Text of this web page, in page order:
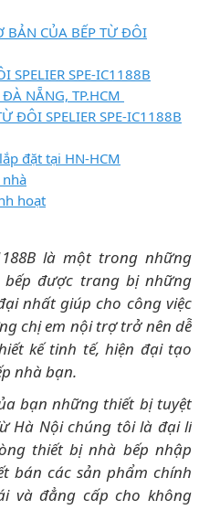
BẢN CỦA BẾP TỪ ĐÔI
SPELIER SPE-IC1188B
NẴNG, TP.HCM
ĐÔI SPELIER SPE-IC1188B
đặt tại HN-HCM
hoạt
là một trong những
bếp được trang bị những
nhất giúp cho công việc
chị em nội trợ trở nên dễ
kế tinh tế, hiện đại tạo
nhà bạn.
bạn những thiết bị tuyệt
Hà Nội chúng tôi là đại lí
thiết bị nhà bếp nhập
bán các sản phẩm chính
và đẳng cấp cho không